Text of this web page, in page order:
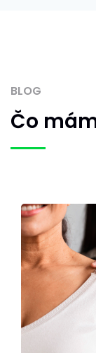
BLOG
Čo